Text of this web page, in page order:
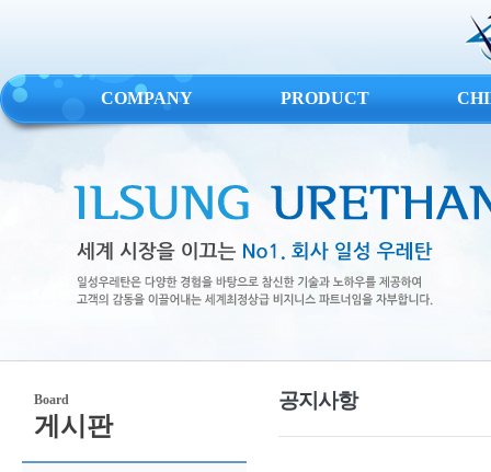
COMPANY PRODUCT
Board
게시판
공지사항